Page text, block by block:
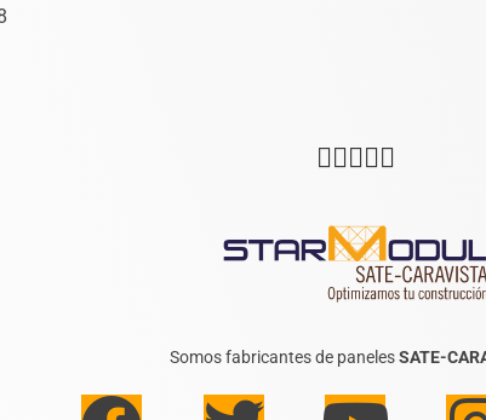

Somos fabricantes de panelesSATE-